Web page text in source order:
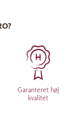
Garanteret høj
kvalitet